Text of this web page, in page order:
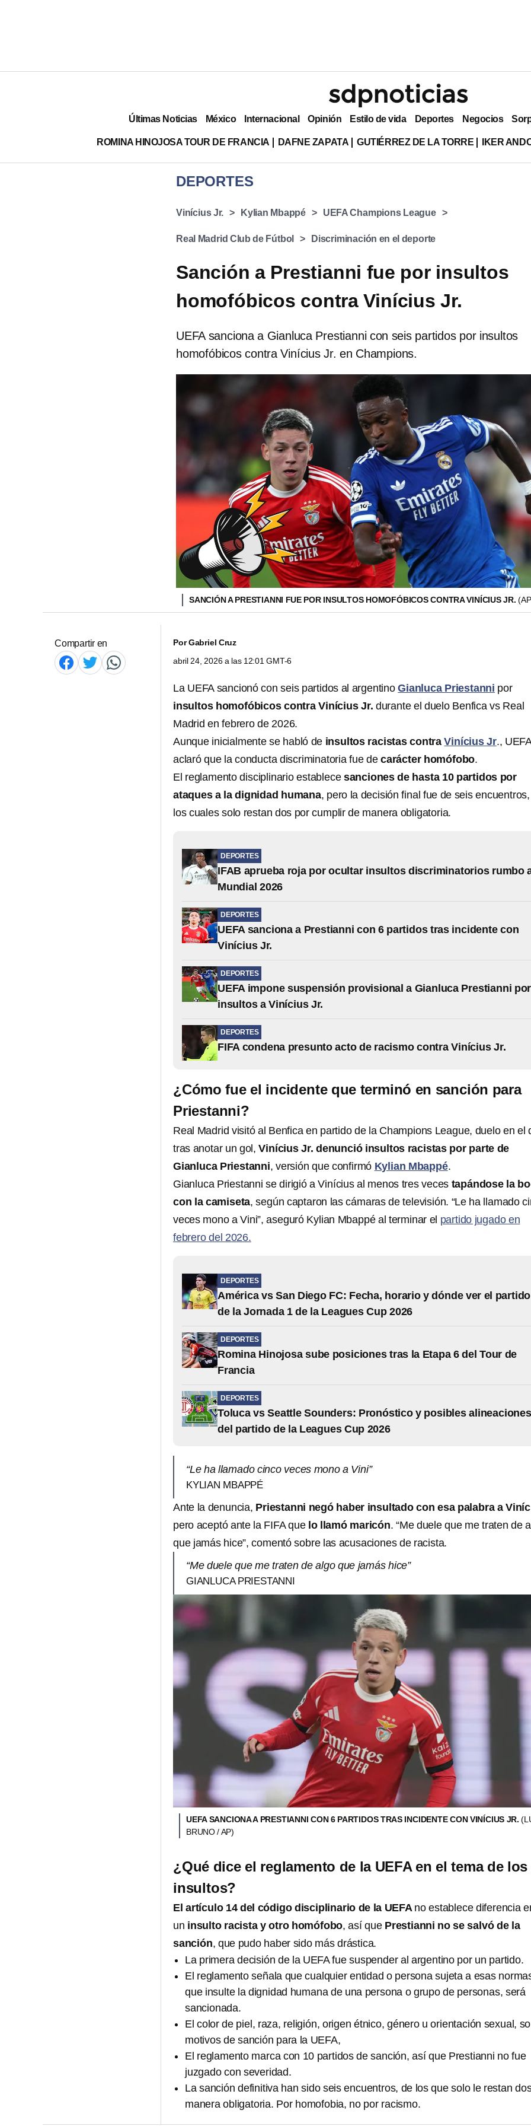
Últimas Noticias México Internacional Opinión Estilo de vida Deportes Negocios
ROMINA HINOJOSA TOUR DE FRANCIA DAFNE ZAPATA GUTIÉRREZ DE LA TORRE IKER
DEPORTES
Vinícius Jr. Kylian Mbappé UEFA Champions League
Real Madrid Club de Fútbol Discriminación en el deporte
Sanción a Prestianni fue por insultos
homofóbicos contra Vinícius Jr.
UEFA sanciona a Gianluca Prestianni con seis partidos por insultos
homofóbicos contra Vinícius Jr. en Champions.
SANCIÓN A PRESTIANNI FUE POR INSULTOS HOMOFÓBICOS CONTRA VINÍCIUS JR.
Compartir en PorGabriel Cruz
abril 24, 2026 a las 12:01 GMT-6
La UEFA sancionó con seis partidos al argentinoGianluca Priestanni por
insultos homofóbicos contra Vinícius Jr. durante el duelo Benfica vs Real
Madrid en febrero de 2026.
Aunque inicialmente se habló de insultos racistas contraVinícius Jr.,
aclaró que la conducta discriminatoria fue de carácter homófobo.
El reglamento disciplinario establece sanciones de hasta 10 partidos por
ataques a la dignidad humana, pero la decisión final fue de seis
los cuales solo restan dos por cumplir de manera obligatoria.
DEPORTES
IFAB aprueba roja por ocultar insultos discriminatorios rumbo
Mundial 2026
DEPORTES
UEFA sanciona a Prestianni con 6 partidos tras incidente con
Vinícius Jr.
DEPORTES
UEFA impone suspensión provisional a Gianluca Prestianni por
insultos a Vinícius Jr.
DEPORTES
FIFA condena presunto acto de racismo contra Vinícius Jr.
¿Cómo fue el incidente que terminó en sanción para
Priestanni?
Real Madrid visitó al Benfica en partido de la Champions League, duelo en el
tras anotar un gol,Vinícius Jr. denunció insultos racistas por parte de
Gianluca Priestanni, versión que confirmó Kylian Mbappé.
Gianluca Priestanni se dirigió a Vinícius al menos tres veces tapándose la
con la camiseta, según captaron las cámaras de televisión. “Le ha llamado
veces mono a Vini”, aseguró Kylian Mbappé al terminar el partido jugado en
febrero del 2026.
DEPORTES
América vs San Diego FC: Fecha, horario y dónde ver el partido
de la Jornada 1 de la Leagues Cup 2026
DEPORTES
Romina Hinojosa sube posiciones tras la Etapa 6 del Tour de
Francia
DEPORTES
Toluca vs Seattle Sounders: Pronóstico y posibles alineaciones
del partido de la Leagues Cup 2026
“Le ha llamado cinco veces mono a Vini”
KYLIAN MBAPPÉ
Ante la denuncia, Priestanni negó haber insultado con esa palabra a
pero aceptó ante la FIFA que lo llamó maricón. “Me duele que me traten de
que jamás hice”, comentó sobre las acusaciones de racista.
“Me duele que me traten de algo que jamás hice”
GIANLUCA PRIESTANNI
UEFA SANCIONA A PRESTIANNI CON 6 PARTIDOS TRAS INCIDENTE CON VINÍCIUS JR.
BRUNO / AP)
¿Qué dice el reglamento de la UEFA en el tema de los
insultos?
El artículo 14 del código disciplinario de la UEFA no establece diferencia
un insulto racista y otro homófobo, así que Prestianni no se salvó de la
sanción, que pudo haber sido más drástica.
La primera decisión de la UEFA fue suspender al argentino por un partido.
El reglamento señala que cualquier entidad o persona sujeta a esas
que insulte la dignidad humana de una persona o grupo de personas, será
sancionada.
El color de piel, raza, religión, origen étnico, género u orientación sexual,
motivos de sanción para la UEFA,
El reglamento marca con 10 partidos de sanción, así que Prestianni no fue
juzgado con severidad.
La sanción definitiva han sido seis encuentros, de los que solo le restan
manera obligatoria. Por homofobia, no por racismo.